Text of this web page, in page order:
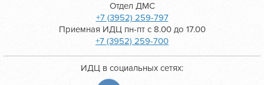
Отдел ДМС
+7 (3952) 259-797
Приемная ИДЦ пн-пт с 8.00 до 17.00
+7 (3952) 259-700
ИДЦ в социальных сетях: